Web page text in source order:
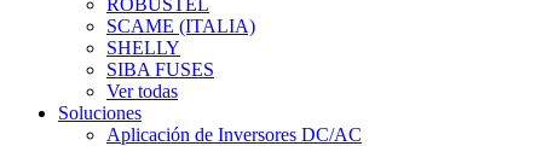
ROBUSTEL
SCAME (ITALIA)
SHELLY
SIBA FUSES
Ver todas
Soluciones
Aplicación de Inversores DC/AC